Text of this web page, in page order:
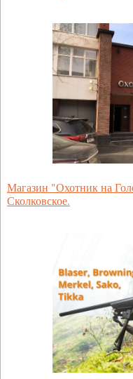
Магазин "Охотник на
Сколковское.